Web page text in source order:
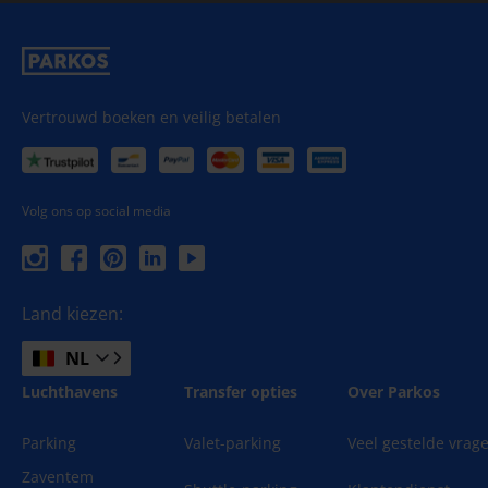
Vertrouwd boeken en veilig betalen
Volg ons op social media
Land kiezen:
NL
Luchthavens
Parking
Zaventem
Transfer opties
Valet-parking
Over Parkos
Veel gestelde